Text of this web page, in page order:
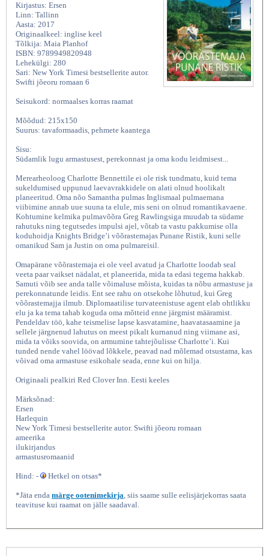
Võõrastemaja Punane Ristik Kuues
Kirjastus: Ersen
Linn: Tallinn
Aasta: 2017
Originaalkeel: inglise keel
Tõlkija: Maia Planhof
ISBN: 9789949820948
Lehekülgi: 280
Sari: New York Timesi bestsellerite autor.
Swifti jõeoru romaan 6
Seisukord: normaalses korras raamat
Mõõdud: 215x150
Suurus: tavaformaadis, pehmete kaantega
Sisu:
Südamlik lugu armastusest, perekonnast ja oma kodu leidmisest...
Merearheoloog Charlotte Bennettile ei ole risk tundmatu, kuid tema
sukeldumised uppunud laevavrakkidele on alati olnud hoolikalt
planeeritud. Oma nõo Samantha pulmas Inglismaal pulmaemana
viibimine annab uue suuna ta elule, mis seni on olnud romantikavaene.
Kohtumine kelmika pulmavõõra Greg Rawlingsiga muudab ta südame
rahutuks ning tegutsedes impulsi ajel, võtab ta vastu pakkumise olla
koduhoidja Knights Bridge’i võõrastemajas Punane Ristik, kuni selle
omanikud Sam ja Justin on oma pulmareisil.
Omapärane võõrastemaja ei ole veel avatud ja Charlotte loodab seal
veeta paar vaikset nädalat, et planeerida, mida ta edasi tegema hakkab.
Samuti võib see anda talle võimaluse mõista, kuidas ta nõbu armastuse ja
perekonnatunde leidis. Ent see rahu on otsekohe lõhutud, kui Greg
võõrastemajja ilmub. Diplomaatilise turvateenistuse agent elab ohtlikku
elu ja ka tema tahab koguda oma mõtteid enne järgmist määramist.
Pendeldav töö, kahe teismelise lapse kasvatamine, haavatasaamine ja
sellele järgnenud lahutus on meest pikalt kurnanud ning viimane asi,
mida ta võiks soovida, on armumine tahtejõulisse Charlotte’i. Kui
tunded nende vahel löövad lõkkele, peavad nad mõlemad otsustama, kas
võivad oma armastuse esikohale seada, enne kui on hilja.
Originaali pealkiri Red Clover Inn. Eesti keeles
Märksõnad:
Ersen
Harlequin
New York Timesi bestsellerite autor. Swifti jõeoru romaan
ameerika
ilukirjandus
armastusromaanid
Hind: - Hetkel on otsas*
*Jäta enda märge ootenimekirja, siis saame sulle eelisjärjekorras saata
teavituse kui raamat on jälle saadaval.